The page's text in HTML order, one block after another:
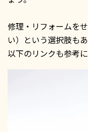
修理・リフォームを
い）という選択肢もあ
以下のリンクも参考